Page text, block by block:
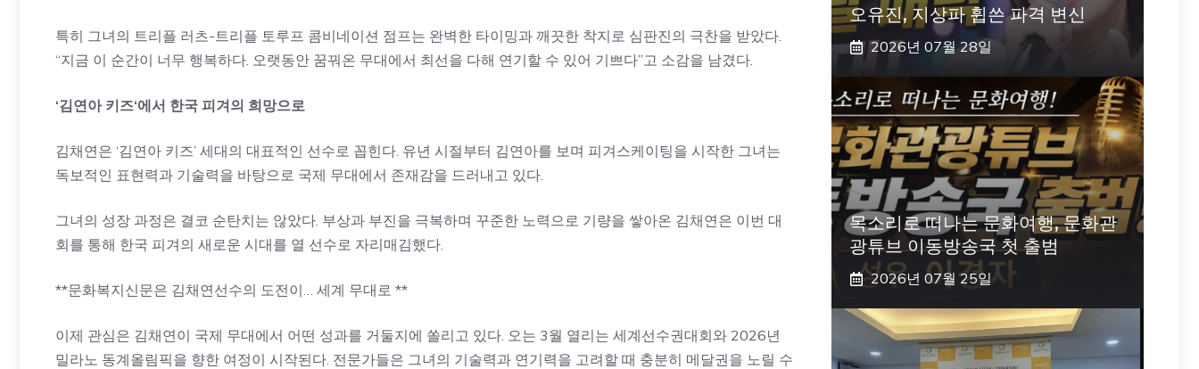
특히 그녀의 트리플 러츠-트리플 토루프 콤비네이션 점프는 완벽한 타이밍과 깨끗한 착지로 심판진의 극찬을 받았다.
“지금 이 순간이 너무 행복하다. 오랫동안 꿈꿔온 무대에서 최선을 다해 연기할 수 있어 기쁘다”고 소감을 남겼다.
‘김연아 키즈‘에서 한국 피겨의 희망으로
김채연은 ‘김연아 키즈’ 세대의 대표적인 선수로 꼽힌다. 유년 시절부터 김연아를 보며 피겨스케이팅을 시작한 그녀는
독보적인 표현력과 기술력을 바탕으로 국제 무대에서 존재감을 드러내고 있다.
그녀의 성장 과정은 결코 순탄치는 않았다. 부상과 부진을 극복하며 꾸준한 노력으로 기량을 쌓아온 김채연은 이번 대
회를 통해 한국 피겨의 새로운 시대를 열 선수로 자리매김했다.
**문화복지신문은 김채연선수의 도전이… 세계 무대로 **
이제 관심은 김채연이 국제 무대에서 어떤 성과를 거둘지에 쏠리고 있다. 오는 3월 열리는 세계선수권대회와 2026년
밀라노 동계올림픽을 향한 여정이 시작된다. 전문가들은 그녀의 기술력과 연기력을 고려할 때 충분히 메달권을 노릴 수
오유진, 지상파 휩쓴 파격 변신
2026년 07월 28일
목소리로 떠나는 문화여행, 문화관
광튜브 이동방송국 첫 출범
2026년 07월 25일